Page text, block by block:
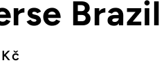
Brazil